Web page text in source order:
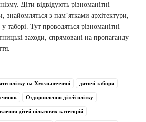
Діти відвідують різноманітні
знайомляться з пам’ятками архітектури,
таборі. Тут проводяться різноманітні
заходи, спрямовані на пропаганду
влітку на Хмельниччині дитячі табори
Оздоровлення дітей влітку
дітей пільгових категорій